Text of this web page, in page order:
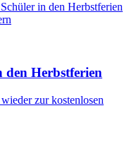
in den Herbstferien
Herbstferien
zur kostenlosen